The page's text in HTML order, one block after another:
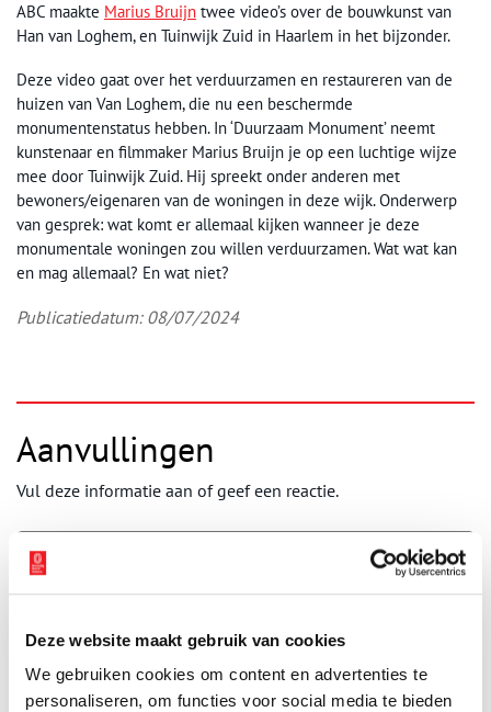
Deze website maakt gebruik van cookies
We gebruiken cookies om content en advertenties te
personaliseren, om functies voor social media te bieden
ABC maakte Marius Bruijn twee video’s over de bouwkunst van
Han van Loghem, en Tuinwijk Zuid in Haarlem in het bijzonder.
Deze video gaat over het verduurzamen en restaureren van de
huizen van Van Loghem, die nu een beschermde
monumentenstatus hebben. In ‘Duurzaam Monument’ neemt
kunstenaar en filmmaker Marius Bruijn je op een luchtige wijze
mee door Tuinwijk Zuid. Hij spreekt onder anderen met
bewoners/eigenaren van de woningen in deze wijk. Onderwerp
van gesprek: wat komt er allemaal kijken wanneer je deze
monumentale woningen zou willen verduurzamen. Wat wat kan
en mag allemaal? En wat niet?
Publicatiedatum: 08/07/2024
Aanvullingen
Vul deze informatie aan of geef een reactie.
gepubliceerd.
Naam*